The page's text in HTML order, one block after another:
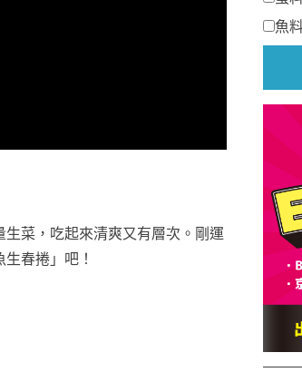
菜，吃起來清爽又有層次。剛運
春捲」吧！
魚